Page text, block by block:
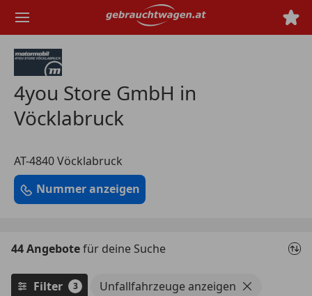
Hauptinhalt
4you Store GmbH in
Vöcklabruck
AT-4840 Vöcklabruck
Nummer anzeigen
44 Angebotefür deine Suche
Filter 3 Unfallfahrzeuge anzeigen